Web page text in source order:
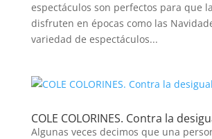
espectáculos son perfectos para que
disfruten en épocas como las
variedad de espectáculos...
COLE COLORINES. Contra la
Algunas veces decimos que una